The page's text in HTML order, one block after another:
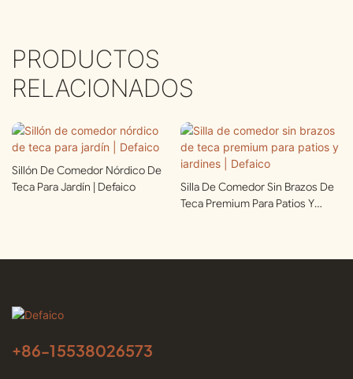
PRODUCTOS
RELACIONADOS
Sillón De Comedor Nórdico De
Teca Para Jardín | Defaico
Silla De Comedor Sin Brazos De
Teca Premium Para Patios Y
+86-15538026573